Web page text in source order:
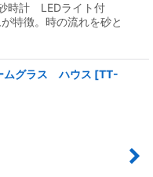
時計 LEDライト付
特徴。時の流れを砂と
ムグラス ハウス [TT-